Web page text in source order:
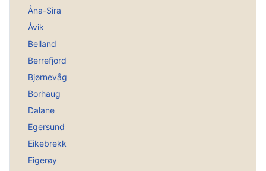
Åna-Sira
Åvik
Belland
Berrefjord
Bjørnevåg
Borhaug
Dalane
Egersund
Eikebrekk
Eigerøy